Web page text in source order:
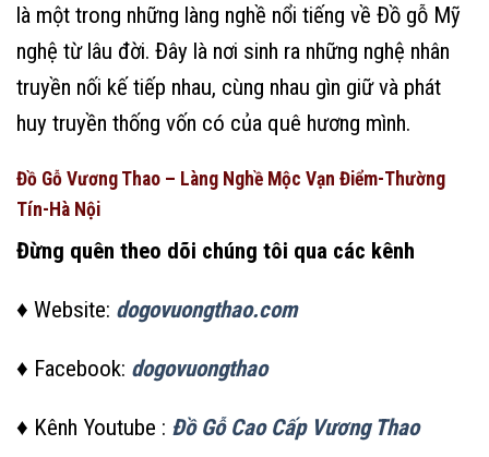
là một trong những làng nghề nổi tiếng về Đồ gỗ Mỹ
nghệ từ lâu đời. Đây là nơi sinh ra những nghệ nhân
truyền nối kế tiếp nhau, cùng nhau gìn giữ và phát
huy truyền thống vốn có của quê hương mình.
Đồ Gỗ Vương Thao – Làng Nghề Mộc Vạn Điểm-Thường
Tín-Hà Nội
Đừng quên theo dõi chúng tôi qua các kênh
♦ Website: dogovuongthao.com
♦ Facebook: dogovuongthao
♦ Kênh Youtube : Đồ Gỗ Cao Cấp Vương Thao